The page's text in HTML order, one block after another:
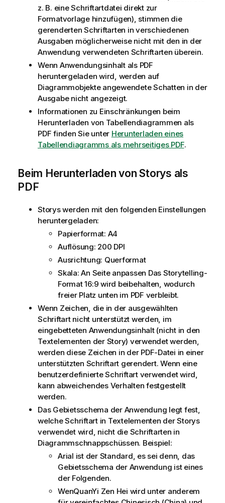
z. B. eine Schriftartdatei direkt zur
Formatvorlage hinzufügen), stimmen die
gerenderten Schriftarten in verschiedenen
Ausgaben möglicherweise nicht mit den in der
Anwendung verwendeten Schriftarten überein.
Wenn Anwendungsinhalt als PDF
heruntergeladen wird, werden auf
Diagrammobjekte angewendete Schatten in der
Ausgabe nicht angezeigt.
Informationen zu Einschränkungen beim
Herunterladen von Tabellendiagrammen als
PDF finden Sie unter Herunterladen eines
Tabellendiagramms als mehrseitiges PDF.
Beim Herunterladen von Storys als
PDF
Storys werden mit den folgenden Einstellungen
heruntergeladen:
Papierformat: A4
Auflösung: 200 DPI
Ausrichtung: Querformat
Skala: An Seite anpassen Das Storytelling-
Format 16:9 wird beibehalten, wodurch
freier Platz unten im PDF verbleibt.
Wenn Zeichen, die in der ausgewählten
Schriftart nicht unterstützt werden, im
eingebetteten Anwendungsinhalt (nicht in den
Textelementen der Story) verwendet werden,
werden diese Zeichen in der PDF-Datei in einer
unterstützten Schriftart gerendert. Wenn eine
benutzerdefinierte Schriftart verwendet wird,
kann abweichendes Verhalten festgestellt
werden.
Das Gebietsschema der Anwendung legt fest,
welche Schriftart in Textelementen der Storys
verwendet wird, nicht die Schriftarten in
Diagrammschnappschüssen. Beispiel:
Arial ist der Standard, es sei denn, das
Gebietsschema der Anwendung ist eines
der Folgenden.
WenQuanYi Zen Hei wird unter anderem